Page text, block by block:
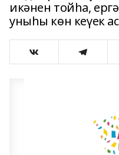
икәнен тойһа,
уныһы көн кеүек